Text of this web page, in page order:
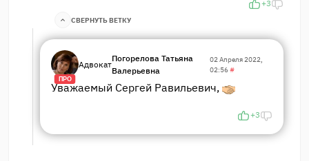
+3
СВЕРНУТЬ ВЕТКУ
ПРО
Адвокат
Погорелова Татьяна
Валерьевна
02 Апреля 2022,
02:56#
Уважаемый Сергей Равильевич,
+3